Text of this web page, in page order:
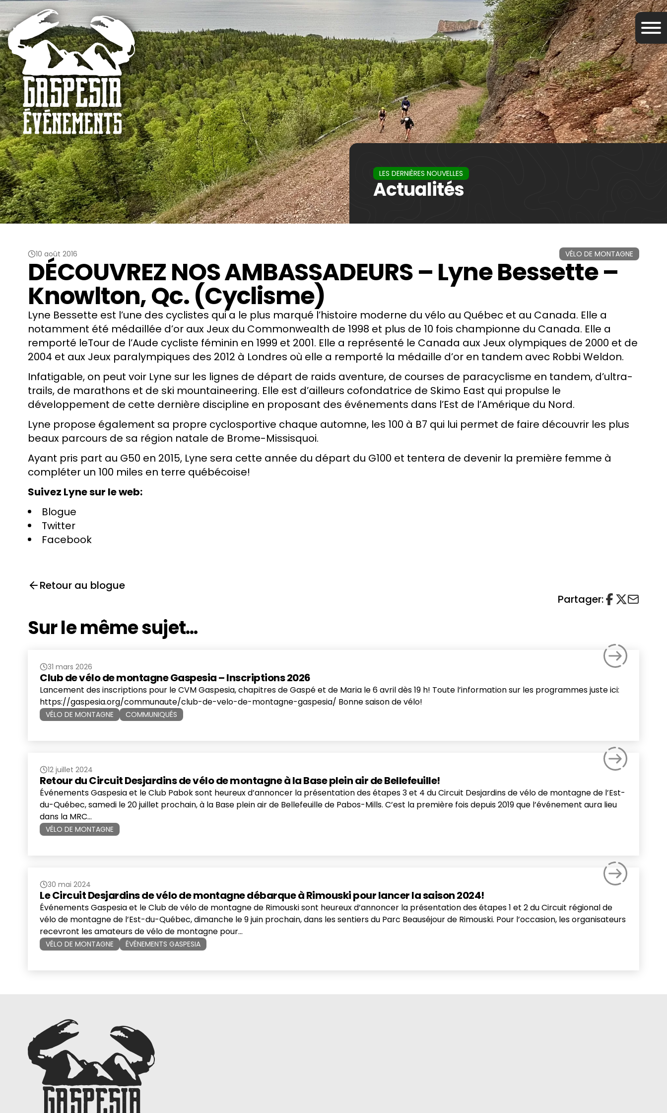
LES DERNIÈRES NOUVELLES
Actualités
10 août 2016 VÉLO DE MONTAGNE
DÉCOUVREZ NOS AMBASSADEURS – Lyne Bessette –
Knowlton, Qc. (Cyclisme)
Lyne Bessette est l’une des cyclistes qui a le plus marqué l’histoire moderne du vélo au Québec et au Canada. Elle a
notamment été médaillée d’or aux Jeux du Commonwealth de 1998 et plus de 10 fois championne du Canada. Elle a
remporté leTour de l’Aude cycliste féminin en 1999 et 2001. Elle a représenté le Canada aux Jeux olympiques de 2000 et de
2004 et aux Jeux paralympiques des 2012 à Londres où elle a remporté la médaille d’or en tandem avec Robbi Weldon.
Infatigable, on peut voir Lyne sur les lignes de départ de raids aventure, de courses de paracyclisme en tandem, d’ultra-
trails, de marathons et de ski mountaineering. Elle est d’ailleurs cofondatrice de Skimo East qui propulse le
développement de cette dernière discipline en proposant des événements dans l’Est de l’Amérique du Nord.
Lyne propose également sa propre cyclosportive chaque automne, les 100 à B7 qui lui permet de faire découvrir les plus
beaux parcours de sa région natale de Brome-Missisquoi.
Ayant pris part au G50 en 2015, Lyne sera cette année du départ du G100 et tentera de devenir la première femme à
compléter un 100 miles en terre québécoise!
Suivez Lyne sur le web:
Blogue
Twitter
Facebook
Retour au blogue
Partager:
Sur le même sujet...
31 mars 2026
Club de vélo de montagne Gaspesia – Inscriptions 2026
Lancement des inscriptions pour le CVM Gaspesia, chapitres de Gaspé et de Maria le 6 avril dès 19 h! Toute l’information sur les programmes juste ici:
https://gaspesia.org/communaute/club-de-velo-de-montagne-gaspesia/ Bonne saison de vélo!
VÉLO DE MONTAGNE COMMUNIQUÉS
12 juillet 2024
Retour du Circuit Desjardins de vélo de montagne à la Base plein air de Bellefeuille!
Événements Gaspesia et le Club Pabok sont heureux d’annoncer la présentation des étapes 3 et 4 du Circuit Desjardins de vélo de montagne de l’Est-
du-Québec, samedi le 20 juillet prochain, à la Base plein air de Bellefeuille de Pabos-Mills. C’est la première fois depuis 2019 que l’événement aura lieu
dans la MRC…
VÉLO DE MONTAGNE
30 mai 2024
Le Circuit Desjardins de vélo de montagne débarque à Rimouski pour lancer la saison 2024!
Événements Gaspesia et le Club de vélo de montagne de Rimouski sont heureux d’annoncer la présentation des étapes 1 et 2 du Circuit régional de
vélo de montagne de l’Est-du-Québec, dimanche le 9 juin prochain, dans les sentiers du Parc Beauséjour de Rimouski. Pour l’occasion, les organisateurs
recevront les amateurs de vélo de montagne pour…
VÉLO DE MONTAGNE ÉVÉNEMENTS GASPESIA